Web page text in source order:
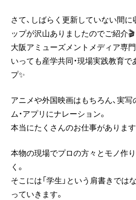
さて、しばらく更新していない間
ップが沢山ありましたのでご紹介🎬
大阪アミューズメントメディア専
いっても産学共同・現場実践教育
プ✨
アニメや外国映画はもちろん、実写
ム・アプリにナレーション。
本当にたくさんのお仕事があります
本物の現場でプロの方々とモノ作
く。
そこには「学生」という肩書きでは
っていきます。